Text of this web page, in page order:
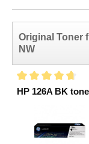
Original Toner
NW
HP 126A BK